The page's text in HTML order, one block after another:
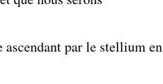
par le stellium en